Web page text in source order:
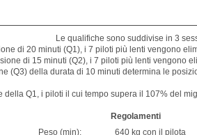
Le qualifiche sono suddivise in 3
di 20 minuti (Q1), i 7 piloti più lenti vengono
di 15 minuti (Q2), i 7 piloti più lenti vengono
(Q3) della durata di 10 minuti determina le
della Q1, i piloti il cui tempo supera il 107% del
Regolamenti
Peso (min):
640 kg con il pilota